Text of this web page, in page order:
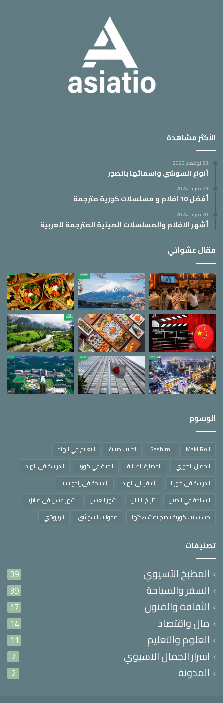
الأكثر مشاهدة
23 نوفمبر، 2023
أنواع السوشي واسمائها بالصور
23 فبراير، 2024
أفضل 10 افلام و مسلسلات كورية مترجمة
20 فبراير، 2024
أشهر الافلام والمسلسلات الصينية المترجمة للعربية
مقال عشوائي
الوسوم
Maki Roll
Sashimi اكلات صينية
التعليم في الهند
الجمال الكوري
الحضارة الصينية الحياة في كوريا
الدراسة في الهند
الدراسة في كوريا
السفر الي الهند
السياحة في إندونيسيا
السياحة في الصين
تاريخ اليابان شهر العسل
شهر عسل في ماليزيا
مسلسلات كورية ينصح بمشاهدتها
مكونات السوشي ناريزوشي
تصنيفات
المطبخ الآسيوي 39
السفر والسياحة 39
الثقافة والفنون 17
مال واقتصاد 14
العلوم والتعليم 11
اسرار الجمال الاسيوي 7
المدونة 2